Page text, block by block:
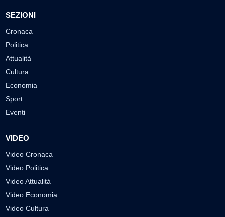
SEZIONI
Cronaca
Politica
Attualità
Cultura
Economia
Sport
Eventi
VIDEO
Video Cronaca
Video Politica
Video Attualità
Video Economia
Video Cultura